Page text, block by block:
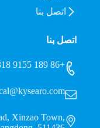
اتصل بنا
اتصل بنا
+86 189 9155 0318
Xinzao Town,